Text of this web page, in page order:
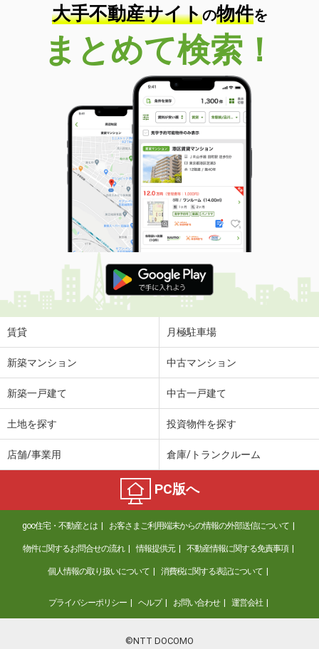
大手不動産サイトの物件を
まとめて検索！
賃貸 月極駐車場
新築マンション 中古マンション
新築一戸建て 中古一戸建て
土地を探す 投資物件を探す
店舗/事業用 倉庫/トランクルーム
PC版へ
goo住宅・不動産とは お客さまご利用端末からの情報の外部送信について
物件に関するお問合せの流れ 情報提供元 不動産情報に関する免責事項
個人情報の取り扱いについて 消費税に関する表記について
プライバシーポリシー ヘルプ お問い合わせ 運営会社
©NTT DOCOMO